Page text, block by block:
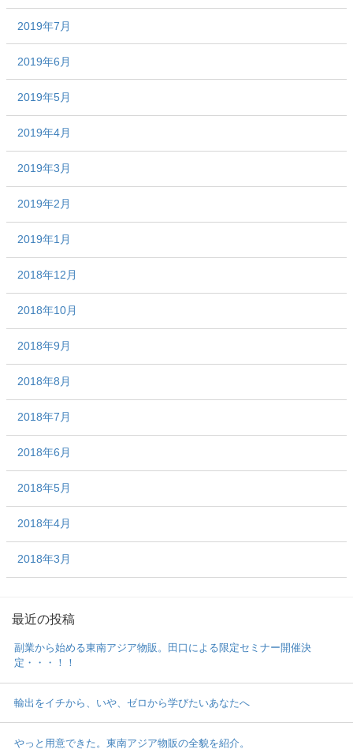
2019年7月
2019年6月
2019年5月
2019年4月
2019年3月
2019年2月
2019年1月
2018年12月
2018年10月
2018年9月
2018年8月
2018年7月
2018年6月
2018年5月
2018年4月
2018年3月
最近の投稿
副業から始める東南アジア物販。田口による限定セミナー開催決
定・・・！！
輸出をイチから、いや、ゼロから学びたいあなたへ
やっと用意できた。東南アジア物販の全貌を紹介。